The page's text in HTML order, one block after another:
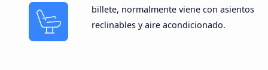
billete, normalmente viene con asientos
reclinables y aire acondicionado.